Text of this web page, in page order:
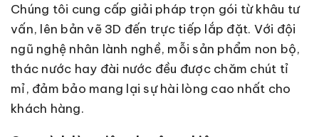
Chúng tôi cung cấp giải pháp trọn gói từ khâu tư
vấn, lên bản vẽ 3D đến trực tiếp lắp đặt. Với đội
ngũ nghệ nhân lành nghề, mỗi sản phẩm non bộ,
thác nước hay đài nước đều được chăm chút tỉ
mỉ, đảm bảo mang lại sự hài lòng cao nhất cho
khách hàng.